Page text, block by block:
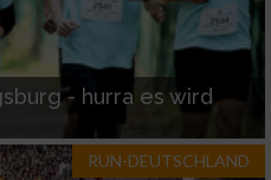
- hurra es wird
RUN-DEUTSCHLAND